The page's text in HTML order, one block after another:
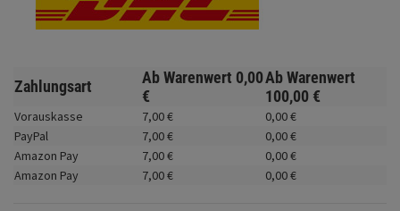
Fahrwerk
Zubehör
Merchandise
Zahlungsart Ab Warenwert 0,00
€
Ab Warenwert
100,00 €
Vorauskasse 7,00€ 0,00€
PayPal
7,00€ 0,00€
Amazon Pay
7,00€ 0,00€
Amazon Pay
7,00€ 0,00€